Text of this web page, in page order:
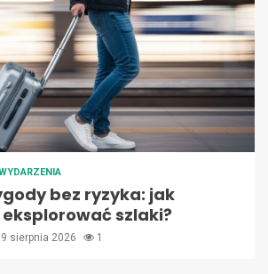
bez ryzyka: jak
szlaki?
9 sierpnia 2026 1